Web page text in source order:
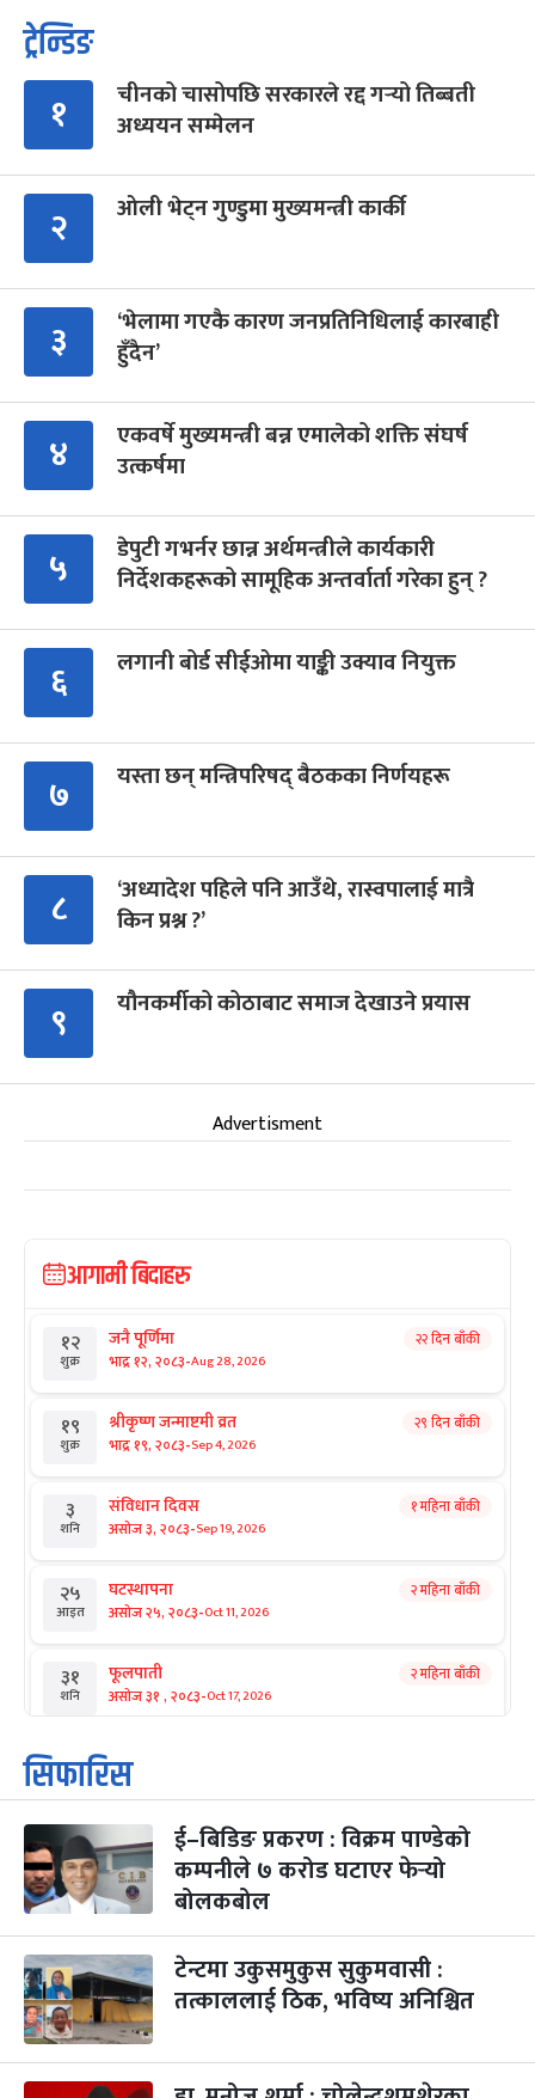
ट्रेन्डिङ
१
चीनको चासोपछि सरकारले रद्द गर्‍यो तिब्बती
अध्ययन सम्मेलन
२ ओली भेट्न गुण्डुमा मुख्यमन्त्री कार्की
३
‘भेलामा गएकै कारण जनप्रतिनिधिलाई कारबाही
हुँदैन’
४
एकवर्षे मुख्यमन्त्री बन्न एमालेको शक्ति संघर्ष
उत्कर्षमा
५
डेपुटी गभर्नर छान्न अर्थमन्त्रीले कार्यकारी
निर्देशकहरूको सामूहिक अन्तर्वार्ता गरेका हुन् ?
६ लगानी बोर्ड सीईओमा याङ्की उक्याव नियुक्त
७ यस्ता छन् मन्त्रिपरिषद् बैठकका निर्णयहरू
८
‘अध्यादेश पहिले पनि आउँथे, रास्वपालाई मात्रै
किन प्रश्न ?’
९ यौनकर्मीको कोठाबाट समाज देखाउने प्रयास
Advertisment
आगामी बिदाहरु
१२
शुक्र
जनै पूर्णिमा
भाद्र १२, २०८३-Aug 28, 2026
२२ दिन बाँकी
१९
शुक्र
श्रीकृष्ण जन्माष्टमी व्रत
भाद्र १९, २०८३-Sep 4, 2026
२९ दिन बाँकी
३
शनि
संविधान दिवस
असोज ३, २०८३-Sep 19, 2026
१ महिना बाँकी
२५
आइत
घटस्थापना
असोज २५, २०८३-Oct 11, 2026
२ महिना बाँकी
३१
शनि
फूलपाती
असोज ३१ , २०८३-Oct 17, 2026
२ महिना बाँकी
१
आइत
कार्तिक सङ्क्रान्ति
कार्तिक १, २०८३
३
मंगल
महानवमी
कार्तिक ३, २०८३-Oct 20, 2026
२ महिना बाँकी
४
५
बिहि
पापा‌ङ्कुशा एकादशी व्रत
कार्तिक ५, २०८३
२ महिना बाँकी
कुकुर तिहार ३ महिना बाँकी
सिफारिस
ई–बिडिङ प्रकरण : विक्रम पाण्डेको
कम्पनीले ७ करोड घटाएर फेर्‍यो
बोलकबोल
टेन्टमा उकुसमुकुस सुकुमवासी :
तत्काललाई ठिक, भविष्य अनिश्चित